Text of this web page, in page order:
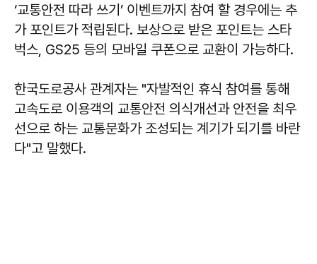
‘교통안전 따라 쓰기’ 이벤트까지 참여 할 경우에는 추
가 포인트가 적립된다. 보상으로 받은 포인트는 스타
벅스, GS25 등의 모바일 쿠폰으로 교환이 가능하다.
한국도로공사 관계자는 "자발적인 휴식 참여를 통해
고속도로 이용객의 교통안전 의식개선과 안전을 최우
선으로 하는 교통문화가 조성되는 계기가 되기를 바란
다"고 말했다.